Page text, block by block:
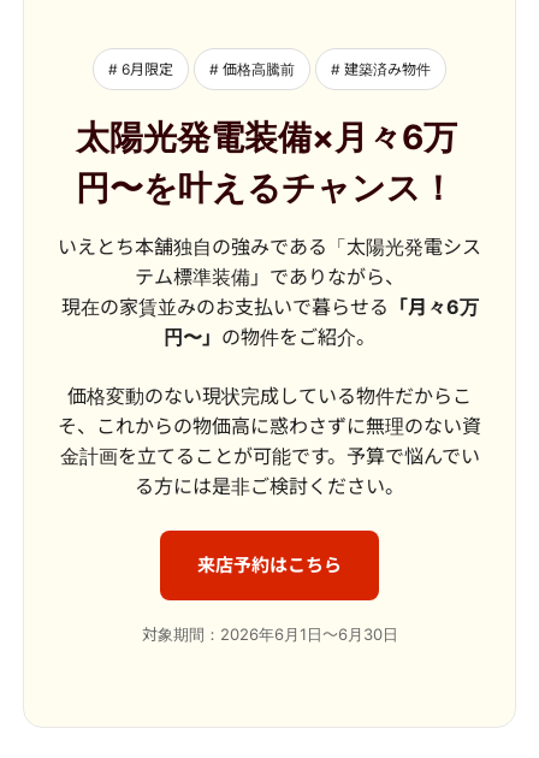
# 6月限定 # 価格高騰前 # 建築済み物件
太陽光発電装備×月々6万
円〜を叶えるチャンス！
いえとち本舗独自の強みである「太陽光発電シス
テム標準装備」でありながら、
現在の家賃並みのお支払いで暮らせる 「月々6万
円〜」 の物件をご紹介。
価格変動のない現状完成している物件だからこ
そ、これからの物価高に惑わさずに無理のない資
金計画を立てることが可能です。予算で悩んでい
る方には是非ご検討ください。
来店予約はこちら
対象期間：2026年6月1日～6月30日